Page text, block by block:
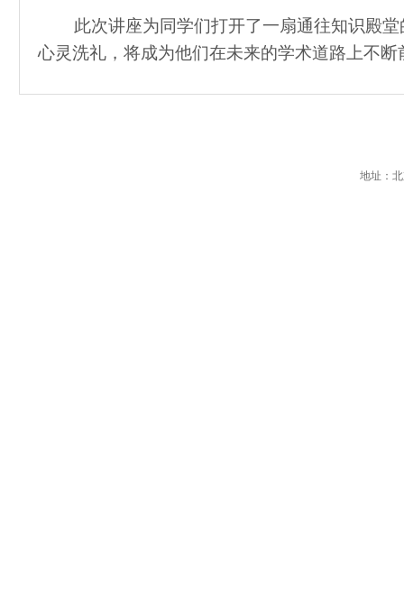
此次讲座为同学们打开了一扇通往知识殿
心灵洗礼，将成为他们在未来的学术道路上不
地址：